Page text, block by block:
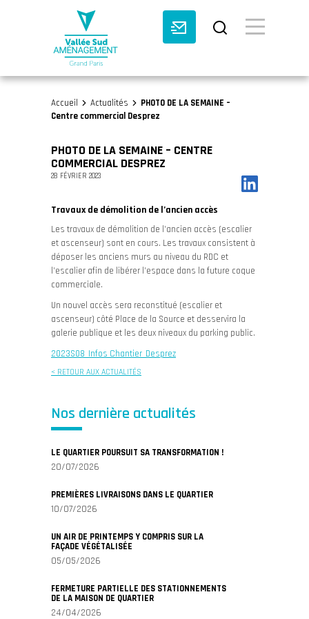
Accueil Actualités
PHOTO DE LA SEMAINE –
Centre commercial Desprez
PHOTO DE LA SEMAINE – CENTRE
COMMERCIAL DESPREZ
28 FÉVRIER 2023
Travaux de démolition de l’ancien accès
Les travaux de démolition de l’ancien accès (escalier
et ascenseur) sont en cours. Les travaux consistent à
déposer les anciens murs au niveau du RDC et
l’escalier afin de libérer l’espace dans la future coque
commerciale.
Un nouvel accès sera reconstitué (escalier et
ascenseur) côté Place de la Source et desservira la
galerie publique et les deux niveaux du parking public.
2023S08_Infos Chantier_Desprez
< RETOUR AUX ACTUALITÉS
Nos dernière actualités
LE QUARTIER POURSUIT SA TRANSFORMATION !
20/07/2026
PREMIÈRES LIVRAISONS DANS LE QUARTIER
10/07/2026
UN AIR DE PRINTEMPS Y COMPRIS SUR LA
FAÇADE VÉGÉTALISÉE
05/05/2026
FERMETURE PARTIELLE DES STATIONNEMENTS
DE LA MAISON DE QUARTIER
24/04/2026